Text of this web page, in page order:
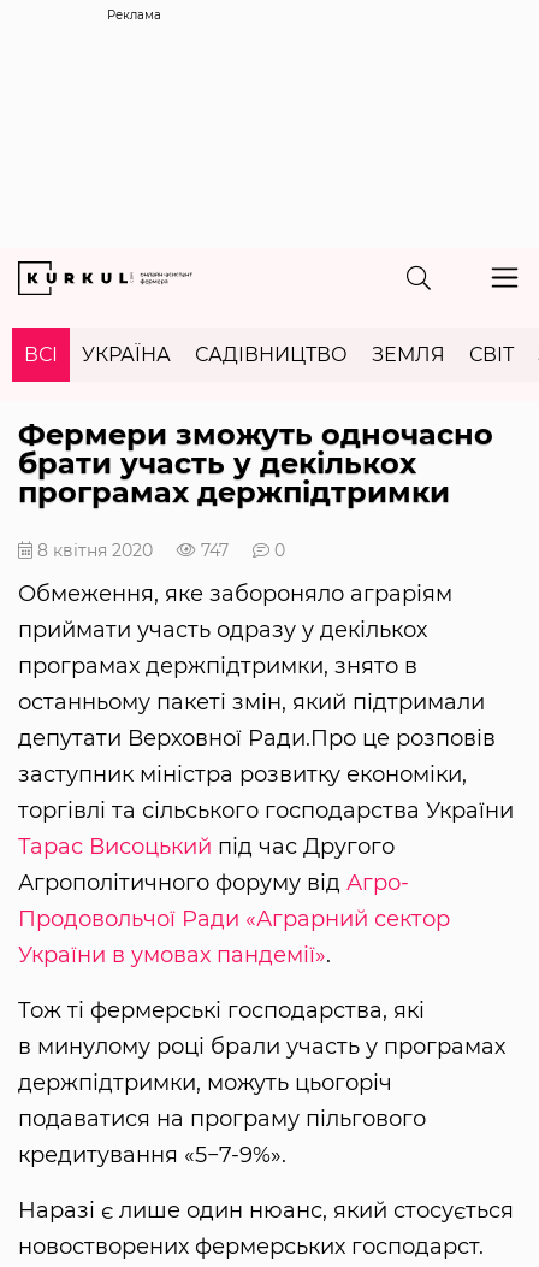
Реклама
ВСІ УКРАЇНА САДІВНИЦТВО ЗЕМЛЯ СВІТ
Фермери зможуть одночасно
брати участь у декількох
програмах держпідтримки
8 квітня 2020 747 0
Обмеження, яке забороняло аграріям
приймати участь одразу у декількох
програмах держпідтримки, знято в
останньому пакеті змін, який підтримали
депутати Верховної Ради.Про це розповів
заступник міністра розвитку економіки,
торгівлі та сільського господарства України
Тарас Висоцький під час Другого
Агрополітичного форуму від Агро-
Продовольчої Ради «Аграрний сектор
України в умовах пандемії».
Тож ті фермерські господарства, які
в минулому році брали участь у програмах
держпідтримки, можуть цьогоріч
подаватися на програму пільгового
кредитування «5−7-9%».
Наразі є лише один нюанс, який стосується
новостворених фермерських господарст.